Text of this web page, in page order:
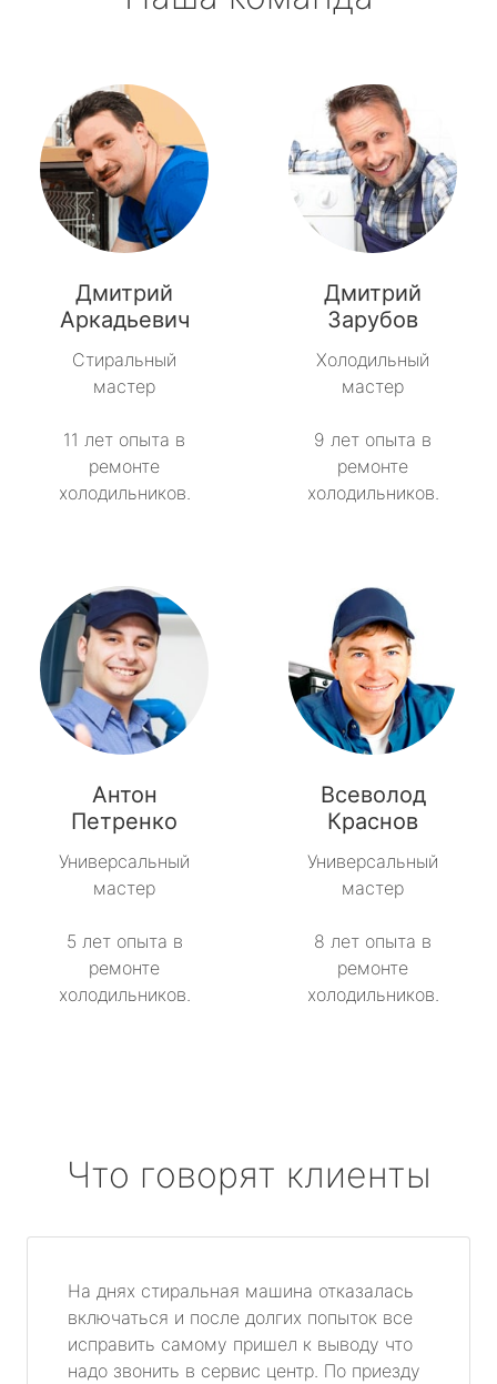
Дмитрий
Аркадьевич
Стиральный
мастер
11 лет опыта в
ремонте
холодильников.
Дмитрий
Зарубов
Холодильный
мастер
9 лет опыта в
ремонте
холодильников.
Антон
Петренко
Универсальный
мастер
5 лет опыта в
ремонте
холодильников.
Всеволод
Краснов
Универсальный
мастер
8 лет опыта в
ремонте
холодильников.
Что говорят клиенты
На днях стиральная машина отказалась
включаться и после долгих попыток все
исправить самому пришел к выводу что
надо звонить в сервис центр. По приезду